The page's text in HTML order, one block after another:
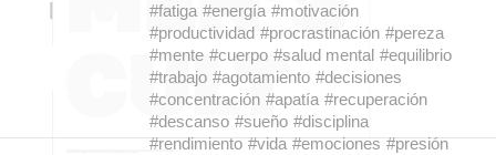
#fatiga #energía #motivación
#productividad #procrastinación #pereza
#mente #cuerpo #salud mental #equilibrio
#trabajo #agotamiento #decisiones
#concentración #apatía #recuperación
#descanso #sueño #disciplina
#rendimiento #vida #emociones #presión